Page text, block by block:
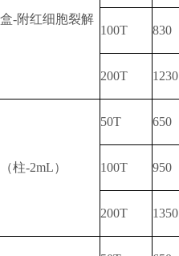
-附红细胞裂解
100T 830
200T 1230
柱-2mL）
50T 650
100T 950
200T 1350